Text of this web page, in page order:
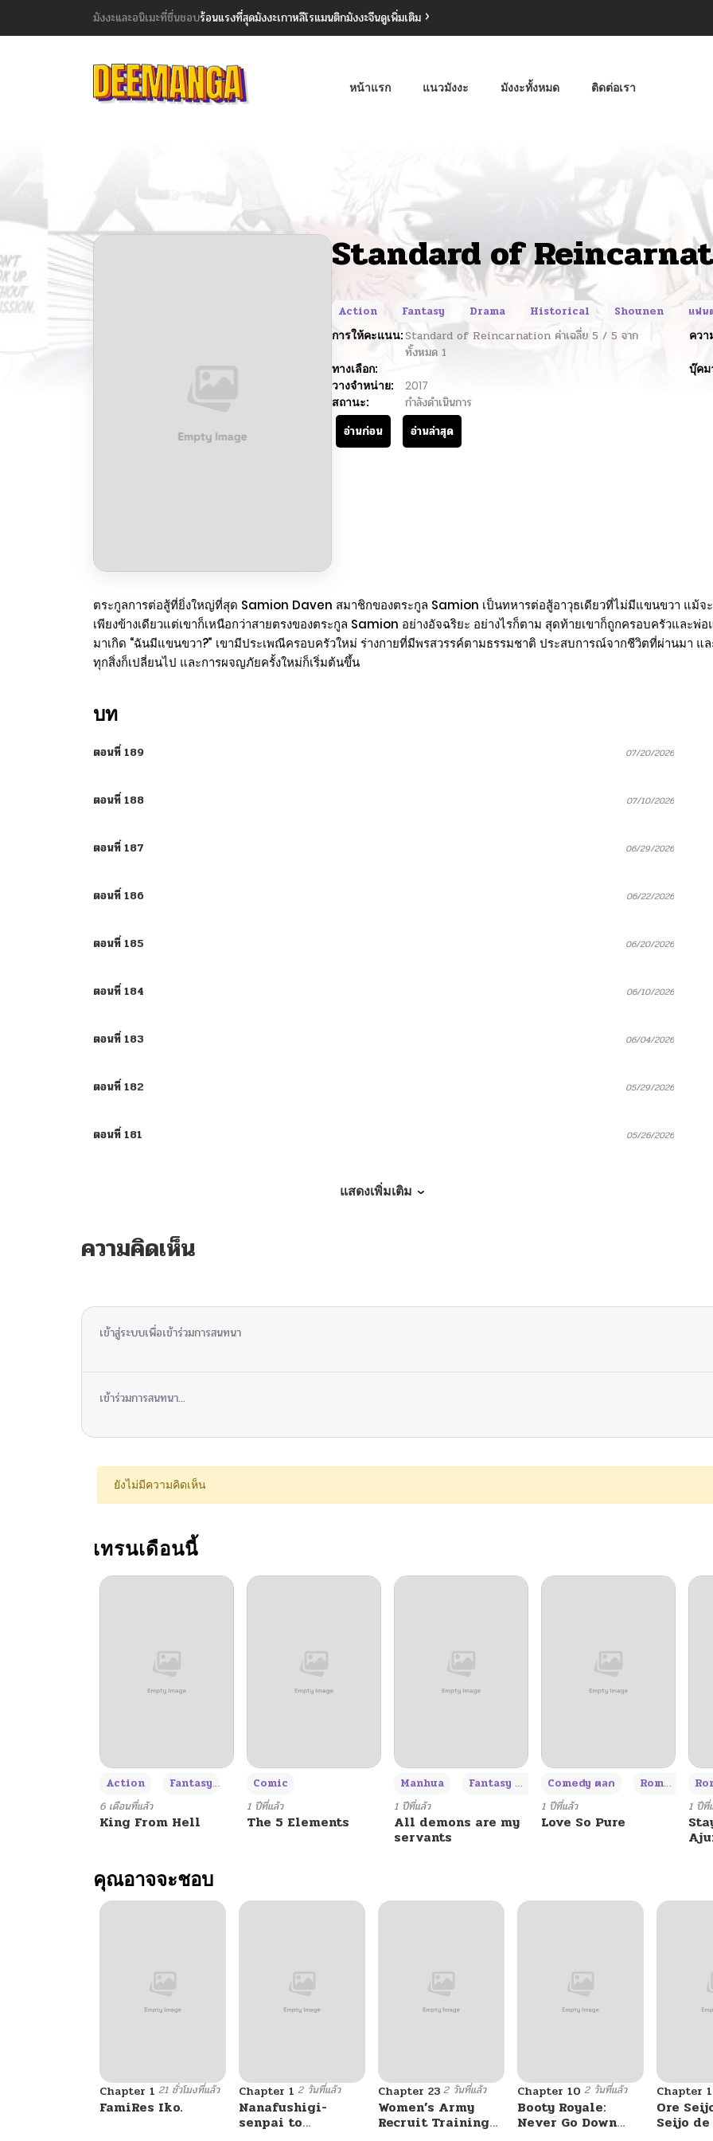
มังงะและอนิเมะที่ชื่นชอบร้อนแรงที่สุดมังงะเกาหลีโรแมนติกมังงะจีนดูเพิ่มเติม
หน้าแรก แนวมังงะ มังงะทั้งหมด ติดต่อเรา
Standard of
Action Fantasy Drama Historical Shounen แฟน
การให้คะแนน:Standard of Reincarnation ค่าเฉลี่ย 5 / 5 จาก
ทั้งหมด 1
ควา
ทางเลือก: บุ๊คม
วางจำหน่าย:
2017
สถานะ:
กำลังดำเนินการ
อ่านก่อน
อ่านล่าสุด
ตระกูลการต่อสู้ที่ยิ่งใหญ่ที่สุด Samion Daven สมาชิกของตระกูล Samion เป็นทหารต่อสู้อาวุธเดียวที่ไม่มีแขนขวา แม้จะ
เพียงข้างเดียวแต่เขาก็เหนือกว่าสายตรงของตระกูล Samion อย่างอัจฉริยะ อย่างไรก็ตาม สุดท้ายเขาก็ถูกครอบครัวแล
มาเกิด “ฉันมีแขนขวา?” เขามีประเพณีครอบครัวใหม่ ร่างกายที่มีพรสวรรค์ตามธรรมชาติ ประสบการณ์จากชีวิตที่ผ่านมา แ
ทุกสิ่งก็เปลี่ยนไป และการผจญภัยครั้งใหม่ก็เริ่มต้นขึ้น
บท
ตอนที่ 189 07/20/2026
ตอนที่ 188 07/10/2026
ตอนที่ 187 06/29/2026
ตอนที่ 186 06/22/2026
ตอนที่ 185 06/20/2026
ตอนที่ 184 06/10/2026
ตอนที่ 183 06/04/2026
ตอนที่ 182 05/29/2026
ตอนที่ 181 05/26/2026
ตอนที่ 177
ตอนที่ 176 04/14/2026
ตอนที่ 174 04/05/2026
ตอนที่ 168
ตอนที่ 167
ตอนที่ 165 03/27/2026
ตอนที่ 161 03/27/2026
แสดงเพิ่มเติม
ความคิดเห็น
เข้าสู่ระบบเพื่อเข้าร่วมการสนทนา
เข้าร่วมการสนทนา...
ยังไม่มีความคิดเห็น
เทรนเดือนนี้
Action Fantasy
6 เดือนที่แล้ว
King From Hell
Comic
1 ปีที่แล้ว
The 5 Elements
Manhua Fantasy แฟนตาซี +3
1 ปีที่แล้ว
All demons are my
servants
Comedy ตลก Romance โรแมนซ์
1 ปีที่แล้ว
Love So Pure
1 ปีที่
คุณอาจจะชอบ
Chapter 1 21 ชั่วโมงที่แล้ว
FamiRes Iko.
Chapter 1 2 วันที่แล้ว
Nanafushigi-
senpai to
Chapter 23 2 วันที่แล้ว
Women’s Army
Recruit Training
Chapter 10 2 วันที่แล้ว
Booty Royale:
Never Go Down
Chapter 1
Ore
Seijo de